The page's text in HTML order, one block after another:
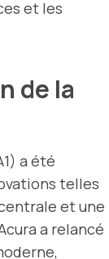
et les
de la
a été
telles
et une
a relancé